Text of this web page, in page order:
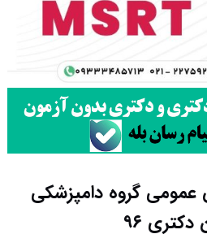
عمومی گروه دامپزشکی
۹۶